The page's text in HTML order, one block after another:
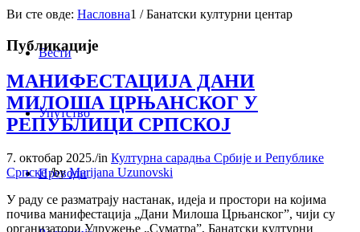
Вести
Упутство
Преводи
Ви сте овде: Насловна1 / Банатски културни центар
Публикације
МАНИФЕСТАЦИЈА ДАНИ
МИЛОША ЦРЊАНСКОГ У
РЕПУБЛИЦИ СРПСКОЈ
7. октобар 2025./in Културна сарадња Србије и Републике
Српске /byMarijana Uzunovski
У раду се разматрају настанак, идеја и простори на којима
почива манифестација „Дани Милоша Црњанског”, чији су
организатори Удружење „Суматра”, Банатски културни